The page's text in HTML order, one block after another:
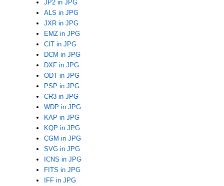
JP2 in JPG
ALS in JPG
JXR in JPG
EMZ in JPG
CIT in JPG
DCM in JPG
DXF in JPG
ODT in JPG
PSP in JPG
CR3 in JPG
WDP in JPG
KAP in JPG
KQP in JPG
CGM in JPG
SVG in JPG
ICNS in JPG
FITS in JPG
IFF in JPG